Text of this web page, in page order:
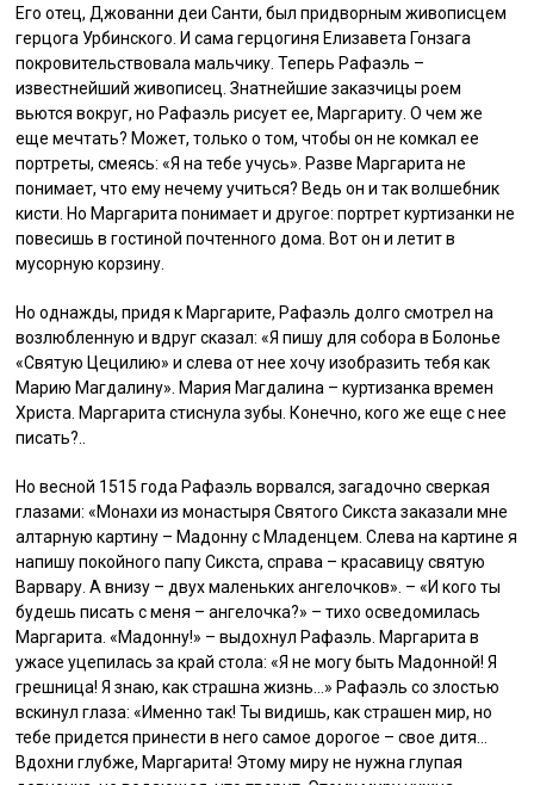
Его отец, Джованни деи Санти, был придворным живописцем
герцога Урбинского. И сама герцогиня Елизавета Гонзага
покровительствовала мальчику. Теперь Рафаэль –
известнейший живописец. Знатнейшие заказчицы роем
вьются вокруг, но Рафаэль рисует ее, Маргариту. О чем же
еще мечтать? Может, только о том, чтобы он не комкал ее
портреты, смеясь: «Я на тебе учусь». Разве Маргарита не
понимает, что ему нечему учиться? Ведь он и так волшебник
кисти. Но Маргарита понимает и другое: портрет куртизанки не
повесишь в гостиной почтенного дома. Вот он и летит в
мусорную корзину.
Но однажды, придя к Маргарите, Рафаэль долго смотрел на
возлюбленную и вдруг сказал: «Я пишу для собора в Болонье
«Святую Цецилию» и слева от нее хочу изобразить тебя как
Марию Магдалину». Мария Магдалина – куртизанка времен
Христа. Маргарита стиснула зубы. Конечно, кого же еще с нее
писать?..
Но весной 1515 года Рафаэль ворвался, загадочно сверкая
глазами: «Монахи из монастыря Святого Сикста заказали мне
алтарную картину – Мадонну с Младенцем. Слева на картине я
напишу покойного папу Сикста, справа – красавицу святую
Варвару. А внизу – двух маленьких ангелочков». – «И кого ты
будешь писать с меня – ангелочка?» – тихо осведомилась
Маргарита. «Мадонну!» – выдохнул Рафаэль. Маргарита в
ужасе уцепилась за край стола: «Я не могу быть Мадонной! Я
грешница! Я знаю, как страшна жизнь…» Рафаэль со злостью
вскинул глаза: «Именно так! Ты видишь, как страшен мир, но
тебе придется принести в него самое дорогое – свое дитя…
Вдохни глубже, Маргарита! Этому миру не нужна глупая